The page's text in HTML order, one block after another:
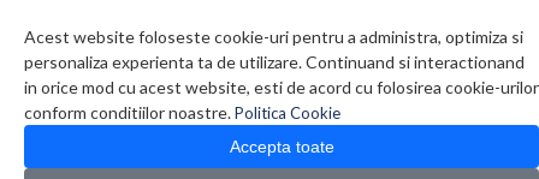
Acest website foloseste cookie-uri pentru a administra, optimiza si
personaliza experienta ta de utilizare. Continuand si interactionand
in orice mod cu acest website, esti de acord cu folosirea cookie-urilor
conform conditiilor noastre.Politica Cookie
Accepta toate